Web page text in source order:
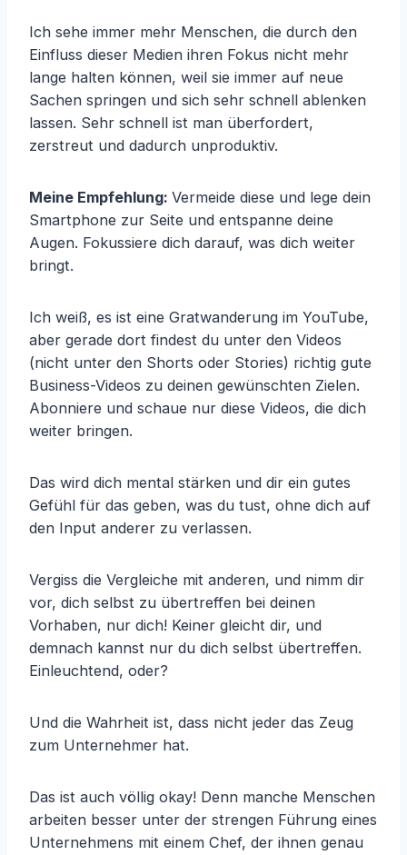
Ich sehe immer mehr Menschen, die durch den
Einfluss dieser Medien ihren Fokus nicht mehr
lange halten können, weil sie immer auf neue
Sachen springen und sich sehr schnell ablenken
lassen. Sehr schnell ist man überfordert,
zerstreut und dadurch unproduktiv.
Meine Empfehlung: Vermeide diese und lege dein
Smartphone zur Seite und entspanne deine
Augen. Fokussiere dich darauf, was dich weiter
bringt.
Ich weiß, es ist eine Gratwanderung im YouTube,
aber gerade dort findest du unter den Videos
(nicht unter den Shorts oder Stories) richtig gute
Business-Videos zu deinen gewünschten Zielen.
Abonniere und schaue nur diese Videos, die dich
weiter bringen.
Das wird dich mental stärken und dir ein gutes
Gefühl für das geben, was du tust, ohne dich auf
den Input anderer zu verlassen.
Vergiss die Vergleiche mit anderen, und nimm dir
vor, dich selbst zu übertreffen bei deinen
Vorhaben, nur dich! Keiner gleicht dir, und
demnach kannst nur du dich selbst übertreffen.
Einleuchtend, oder?
Und die Wahrheit ist, dass nicht jeder das Zeug
zum Unternehmer hat.
Das ist auch völlig okay! Denn manche Menschen
arbeiten besser unter der strengen Führung eines
Unternehmens mit einem Chef, der ihnen genau